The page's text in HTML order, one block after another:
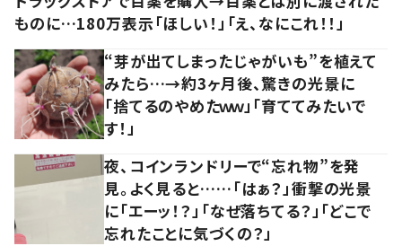
ものに…180万表示「ほしい！」「え、なにこれ！！」
“芽が出てしまったじゃがいも”を植えて
みたら…→約3ヶ月後、驚きの光景に
「捨てるのやめたｗｗ」「育ててみたいで
す！」
夜、コインランドリーで“忘れ物”を発
見。よく見ると……「はぁ？」衝撃の光景
に「エーッ！？」「なぜ落ちてる？」「どこで
忘れたことに気づくの？」